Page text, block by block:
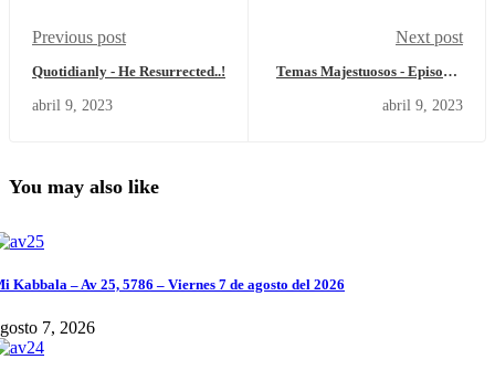
Previous post
Quotidianly - He Resurrected..!
abril 9, 2023
Next post
Temas Majestuosos - Episodio
abril 9, 2023
You may also like
Kabbala – Av 25, 5786 – Viernes 7 de agosto del 2026
7, 2026